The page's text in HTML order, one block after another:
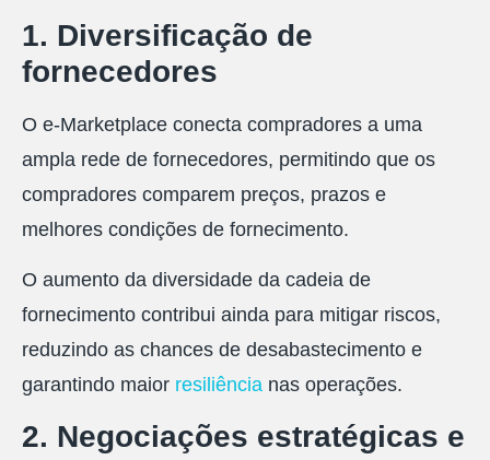
1. Diversificação de
fornecedores
O e-Marketplace conecta compradores a uma
ampla rede de fornecedores, permitindo que os
compradores comparem preços, prazos e
melhores condições de fornecimento.
O aumento da diversidade da cadeia de
fornecimento contribui ainda para mitigar riscos,
reduzindo as chances de desabastecimento e
garantindo maior resiliência nas operações.
2. Negociações estratégicas e